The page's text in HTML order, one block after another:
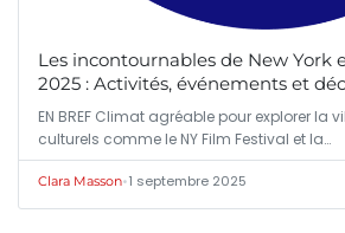
Les incontournables de New York
2025 : Activités, événements et
EN BREF Climat agréable pour explorer la
culturels comme le NY Film Festival et la…
Clara Masson•1 septembre 2025